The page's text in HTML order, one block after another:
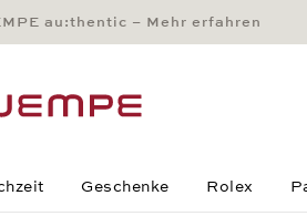
Content
Main Menu
Search
Footer
au:thentic – Mehr erfahren
Geschenke Rolex